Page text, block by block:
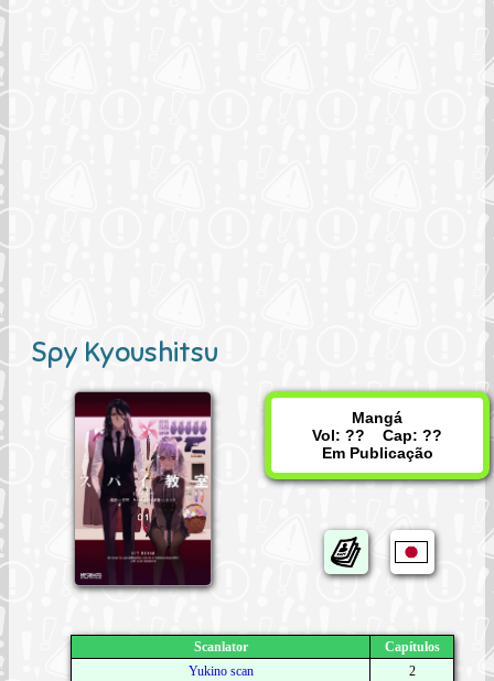
Spy Kyoushitsu
Mangá
Vol: ?? Cap: ??
Em Publicação
Scanlator
Capítulos
Yukino scan
2